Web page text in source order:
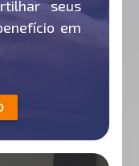
seus
em